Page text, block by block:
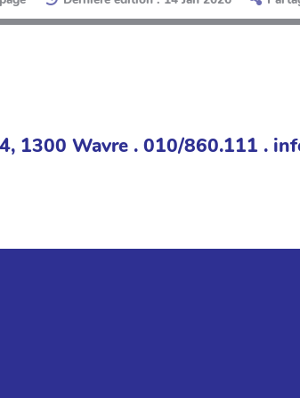
1300 Wavre . 010/860.111 .